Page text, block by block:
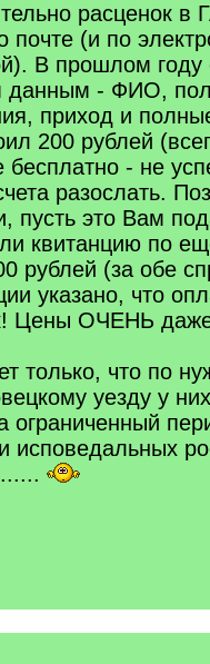
расценок
почте (и по
В прошлом году
данным - ФИО,
приход и
200 рублей
бесплатно - не
разослать.
пусть это Вам
квитанцию по
рублей (за обе
указано, что
Цены ОЧЕНЬ
только, что по
уезду у
ограниченный
исповедальных